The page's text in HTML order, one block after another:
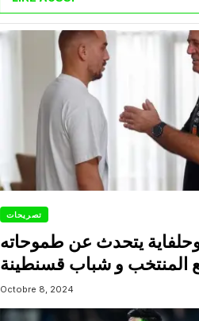
تصريحات
يتحدث عن طموحاته
المنتخب و شباب قسنطينة
Octobre 8, 2024